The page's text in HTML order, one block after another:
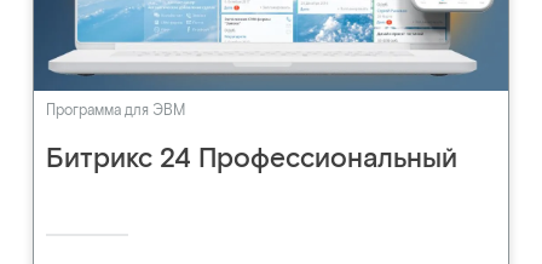
Программа для ЭВМ
Битрикс 24 Профессиональный